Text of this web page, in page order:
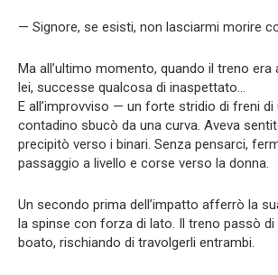
— Signore, se esisti, non lasciarmi morire
Ma all’ultimo momento, quando il treno era
lei, successe qualcosa di inaspettato…
E all’improvviso — un forte stridio di freni di
contadino sbucò da una curva. Aveva
precipitò verso i binari. Senza pensarci,
passaggio a livello e corse verso la donna.
Un secondo prima dell’impatto afferrò la
la spinse con forza di lato. Il treno passò
boato, rischiando di travolgerli entrambi.